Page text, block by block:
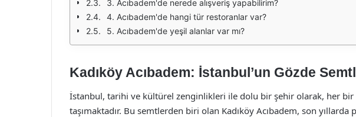
3. Acıbadem'de nerede alışveriş yapabilirim?
4. Acıbadem'de hangi tür restoranlar var?
5. Acıbadem'de yeşil alanlar var mı?
Kadıköy Acıbadem: İstanbul’un Gözde
İstanbul, tarihi ve kültürel zenginlikleri ile dolu bir şehir olarak, her
taşımaktadır. Bu semtlerden biri olan Kadıköy Acıbadem, son